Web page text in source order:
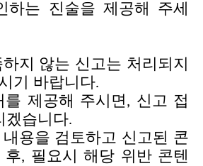
하는 진술을 제공해 주세
지 않는 신고는 처리되지
기 바랍니다.
를 제공해 주시면, 신고 접
겠습니다.
용을 검토하고 신고된 콘
후, 필요시 해당 위반 콘텐